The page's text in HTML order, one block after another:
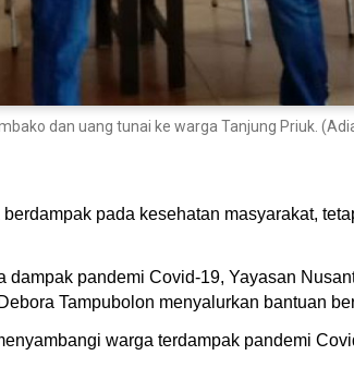
dan uang tunai ke warga Tanjung Priuk.
pada kesehatan masyarakat,
pandemi Covid-19, Yayasan
Tampubolon menyalurkan bantuan
warga terdampak pandemi